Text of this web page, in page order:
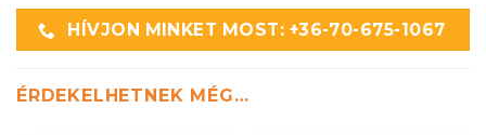
HÍVJON MINKET MOST: +36-70-675-1067
ÉRDEKELHETNEK MÉG…